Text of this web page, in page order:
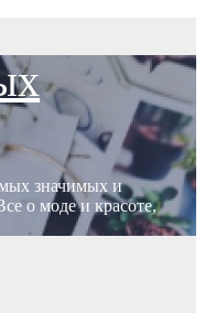
значимых и
о моде и красоте,